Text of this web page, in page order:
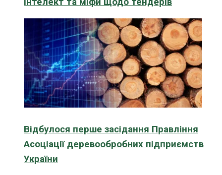
Відбулося перше засідання Правління
Асоціації деревообробних підприємств
України